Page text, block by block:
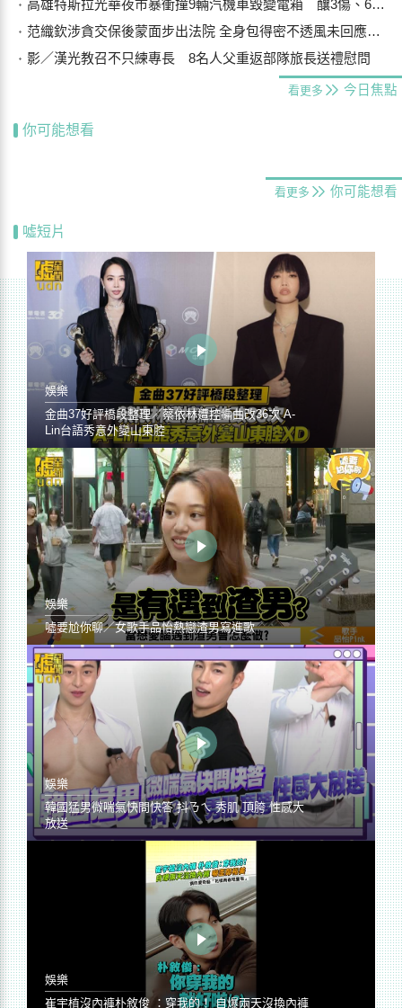
高雄特斯拉光華夜市暴衝撞9輛汽機車毀變電箱 釀3傷、600戶停電
范織欽涉貪交保後蒙面步出法院 全身包得密不透風未回應案情
影／漢光教召不只練專長 8名人父重返部隊旅長送禮慰問
看更多 今日焦點
你可能想看
看更多 你可能想看
噓短片
娛樂
金曲37好評橋段整理／蔡依林遭控編曲改36次 A-
Lin台語秀意外變山東腔
娛樂
噓要尬你聊／女歌手品怡熱戀渣男寫進歌
娛樂
韓國猛男微喘氣快問快答 抖ㄋㄟ 秀肌 頂胯 性感大
放送
娛樂
崔宇植沒內褲朴敘俊 ：穿我的！ 自爆兩天沒換內褲